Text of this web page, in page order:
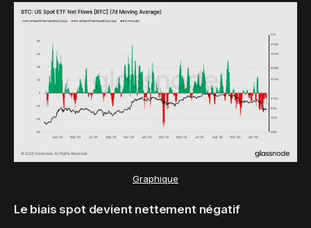
Graphique
Le biais spot devient nettement négatif